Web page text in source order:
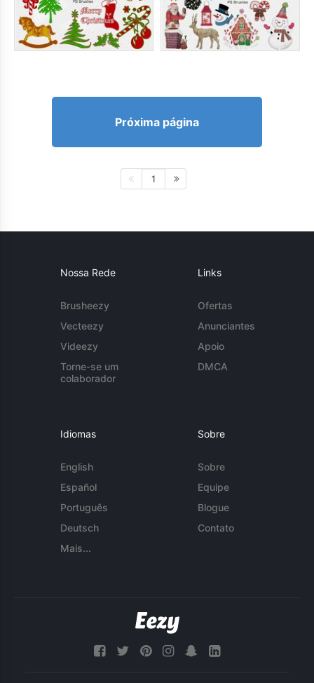
Próxima página
1
Nossa Rede
Brusheezy
Vecteezy
Videezy
Torne-se um
colaborador
Links
Ofertas
Anunciantes
Apoio
DMCA
Idiomas
English
Español
Português
Deutsch
Mais...
Sobre
Sobre
Equipe
Blogue
Contato